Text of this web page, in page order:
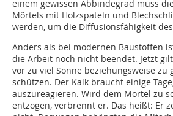
einem gewissen Abbindegrad muss
Mörtels mit Holzspateln und
werden, um die Diffusionsfähigkeit
Anders als bei modernen Baustoffen
die Arbeit noch nicht beendet. Jetzt
vor zu viel Sonne beziehungsweise zu
schützen. Der Kalk braucht einige
auszureagieren. Wird dem Mörtel zu
entzogen, verbrennt er. Das heißt: Er